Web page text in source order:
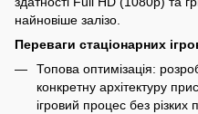
найновіше залізо.
Переваги стаціонарних
Топова оптимізація:
конкретну архітектуру
ігровий процес без